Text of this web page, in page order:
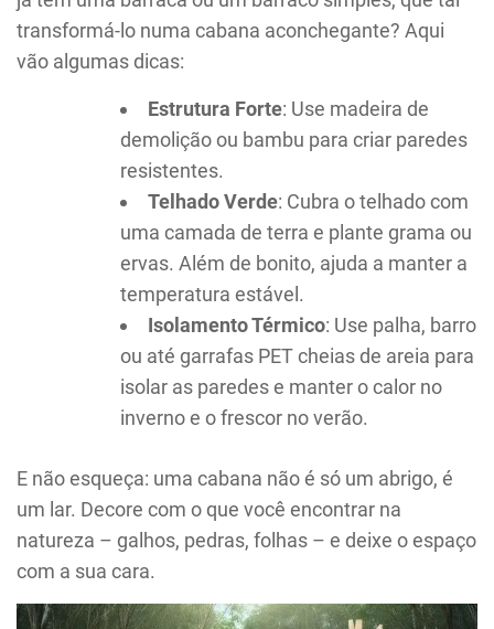
transformá-lo numa cabana aconchegante? Aqui
vão algumas dicas:
Estrutura Forte: Use madeira de
demolição ou bambu para criar paredes
resistentes.
Telhado Verde: Cubra o telhado com
uma camada de terra e plante grama ou
ervas. Além de bonito, ajuda a manter a
temperatura estável.
Isolamento Térmico: Use palha, barro
ou até garrafas PET cheias de areia para
isolar as paredes e manter o calor no
inverno e o frescor no verão.
E não esqueça: uma cabana não é só um abrigo, é
um lar. Decore com o que você encontrar na
natureza – galhos, pedras, folhas – e deixe o espaço
com a sua cara.